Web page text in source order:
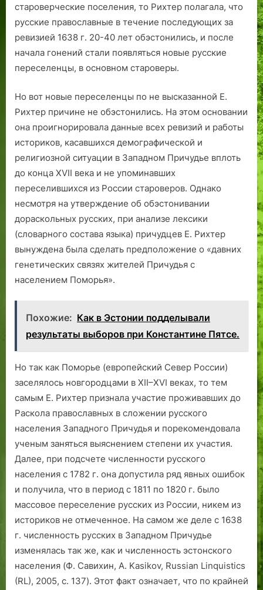
староверческие поселения, то Рихтер полагала, что
русские православные в течение последующих за
ревизией 1638 г. 20-40 лет обэстонились, и после
начала гонений стали появляться новые русские
переселенцы, в основном староверы.
Но вот новые переселенцы по не высказанной Е.
Рихтер причине не обэстонились. На этом основании
она проигнорировала данные всех ревизий и работы
историков, касавшихся демографической и
религиозной ситуации в Западном Причудье вплоть
до конца XVII века и не упоминавших
переселившихся из России староверов. Однако
несмотря на утверждение об обэстонивании
дораскольных русских, при анализе лексики
(словарного состава языка) причудцев Е. Рихтер
вынуждена была сделать предположение о «давних
генетических связях жителей Причудья с
населением Поморья».
Похожие: Как в Эстонии подделывали
результаты выборов при Константине Пятсе.
Но так как Поморье (европейский Север России)
заселялось новгородцами в XII–XVI веках, то тем
самым Е. Рихтер признала участие проживавших до
Раскола православных в сложении русского
населения Западного Причудья и порекомендовала
ученым заняться выяснением степени их участия.
Далее, при подсчете численности русского
населения с 1782 г. она допустила ряд явных ошибок
и получила, что в период с 1811 по 1820 г. было
массовое переселение русских из России, никем из
историков не отмеченное. На самом же деле с 1638
г. численность русских в Западном Причудье
изменялась так же, как и численность эстонского
населения (Ф. Савихин, A. Kasikov, Russian Linquistics
(RL), 2005, с. 137). Этот факт означает, что по крайней